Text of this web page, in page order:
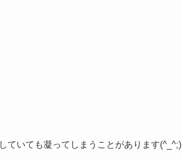
ていても凝ってしまうことがあります(^_^;)